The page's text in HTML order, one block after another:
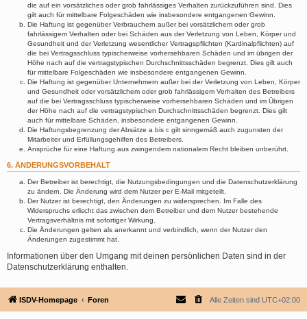
die auf ein vorsätzliches oder grob fahrlässiges Verhalten zurückzuführen sind. Dies
gilt auch für mittelbare Folgeschäden wie insbesondere entgangenen Gewinn.
Die Haftung ist gegenüber Verbrauchern außer bei vorsätzlichem oder grob
fahrlässigem Verhalten oder bei Schäden aus der Verletzung von Leben, Körper und
Gesundheit und der Verletzung wesentlicher Vertragspflichten (Kardinalpflichten) auf
die bei Vertragsschluss typischerweise vorhersehbaren Schäden und im übrigen der
Höhe nach auf die vertragstypischen Durchschnittsschäden begrenzt. Dies gilt auch
für mittelbare Folgeschäden wie insbesondere entgangenen Gewinn.
Die Haftung ist gegenüber Unternehmern außer bei der Verletzung von Leben, Körper
und Gesundheit oder vorsätzlichem oder grob fahrlässigem Verhalten des Betreibers
auf die bei Vertragsschluss typischerweise vorhersehbaren Schäden und im Übrigen
der Höhe nach auf die vertragstypischen Durchschnittsschäden begrenzt. Dies gilt
auch für mittelbare Schäden, insbesondere entgangenen Gewinn.
Die Haftungsbegrenzung der Absätze a bis c gilt sinngemäß auch zugunsten der
Mitarbeiter und Erfüllungsgehilfen des Betreibers.
Ansprüche für eine Haftung aus zwingendem nationalem Recht bleiben unberührt.
6. ÄNDERUNGSVORBEHALT
Der Betreiber ist berechtigt, die Nutzungsbedingungen und die Datenschutzerklärung
zu ändern. Die Änderung wird dem Nutzer per E-Mail mitgeteilt.
Der Nutzer ist berechtigt, den Änderungen zu widersprechen. Im Falle des
Widerspruchs erlischt das zwischen dem Betreiber und dem Nutzer bestehende
Vertragsverhältnis mit sofortiger Wirkung.
Die Änderungen gelten als anerkannt und verbindlich, wenn der Nutzer den
Änderungen zugestimmt hat.
Informationen über den Umgang mit deinen persönlichen Daten sind in der
Datenschutzerklärung enthalten.
ISDV-Homepage Foren Alle Zeiten sind UTC+02:00